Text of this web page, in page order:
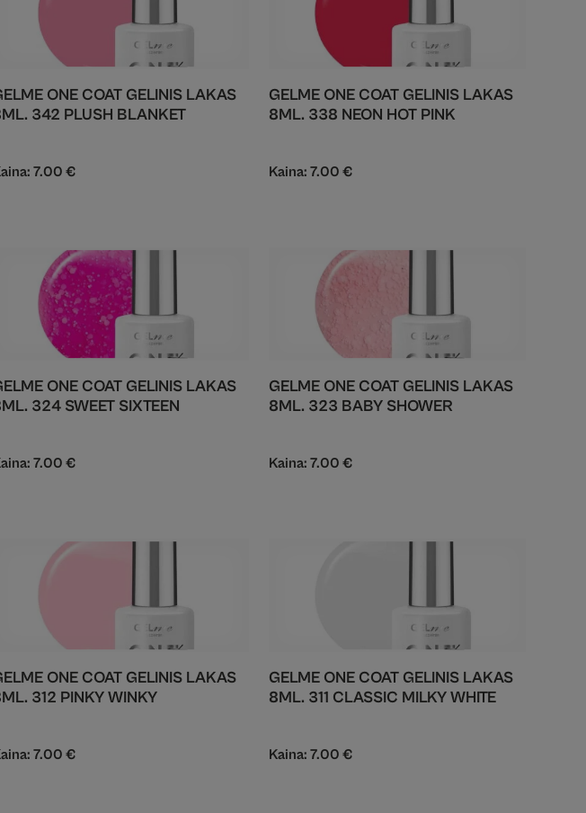
ONE COAT GELINIS LAKAS
342 PLUSH BLANKET
7.00€
GELME ONE COAT GELINIS LAKAS
8ML. 338 NEON HOT PINK
Kaina:7.00€
ONE COAT GELINIS LAKAS
324 SWEET SIXTEEN
7.00€
GELME ONE COAT GELINIS LAKAS
8ML. 323 BABY SHOWER
Kaina:7.00€
ONE COAT GELINIS LAKAS
312 PINKY WINKY
7.00€
GELME ONE COAT GELINIS LAKAS
8ML. 311 CLASSIC MILKY WHITE
Kaina:7.00€